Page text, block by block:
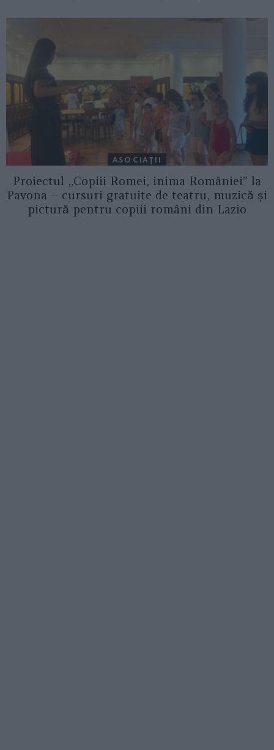
ASOCIAŢII
Proiectul „Copiii Romei, inima României” la
Pavona – cursuri gratuite de teatru, muzică și
pictură pentru copiii români din Lazio